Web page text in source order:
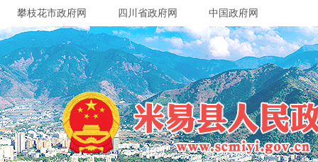
攀枝花市政府网 四川省政府网 中国政府网